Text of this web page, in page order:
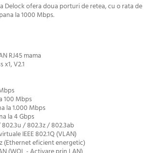
Delock ofera doua porturi de retea, cu o rata de
la 1000 Mbps.
RJ45 mama
x1, V2.1
100 Mbps
la 1.000 Mbps
la 4 Gbps
802.3u / 802.3z / 802.3ab
IEEE 802.1Q (VLAN)
(Ethernet eficient energetic)